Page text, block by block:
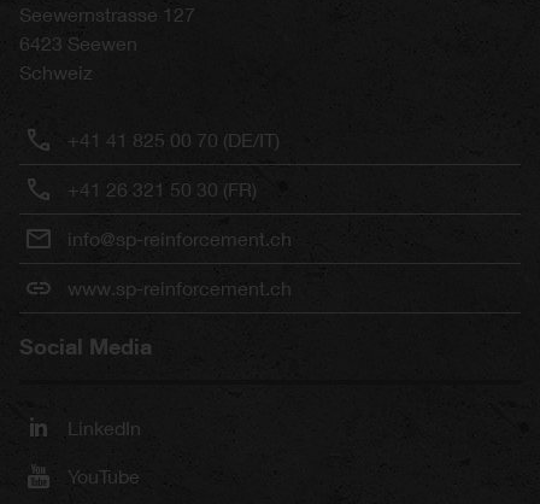
Seewernstrasse 127
6423 Seewen
Schweiz
+41 41 825 00 70 (DE/IT)
+41 26 321 50 30 (FR)
info@sp-reinforcement.ch
www.sp-reinforcement.ch
Social Media
LinkedIn
YouTube